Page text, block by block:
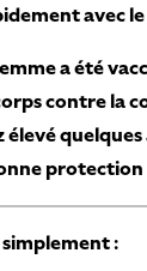
avec
a été
contre la
élevé
: